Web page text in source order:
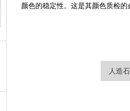
颜色的稳定性。这是其颜色质检的
人造